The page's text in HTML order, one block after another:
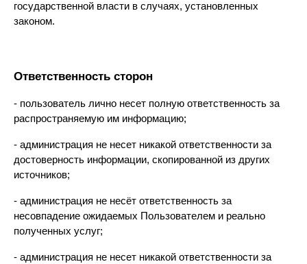
государственной власти в случаях, установленных
законом.
Ответственность сторон
- пользователь лично несет полную ответственность за
распространяемую им информацию;
- администрация не несет никакой ответственности за
достоверность информации, скопированной из других
источников;
- администрация не несёт ответственность за
несовпадение ожидаемых Пользователем и реально
полученных услуг;
- администрация не несет никакой ответственности за